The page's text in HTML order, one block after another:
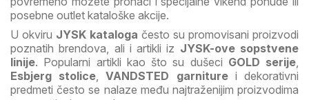
posebne outlet kataloške akcije.
U okviru JYSK kataloga često su promovisani proizvodi
poznatih brendova, ali i artikli iz JYSK-ove sopstvene
linije. Popularni artikli kao što su dušeci GOLD serije,
Esbjerg stolice,VANDSTED garniturei dekorativni
predmeti često se nalaze među najtraženijim proizvodima